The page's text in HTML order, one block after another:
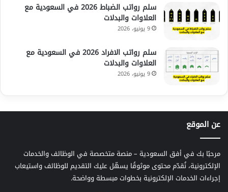
سلم رواتب الضباط 2026 في السعودية مع
العلاوات والبدلات
9 يونيو، 2026
سلم رواتب الافراد 2026 في السعودية مع
العلاوات والبدلات
9 يونيو، 2026
عن الموقع
مرحبًا بك في أفق السعودية – منصة متخصصة في الوظائف والخدمات
الإلكترونية، نُقدّم محتوى موثوقًا يسهّل عليك التقديم للوظائف واستيعاب
إجراءات الخدمات الإلكترونية بخطوات مبسطة وواضحة.